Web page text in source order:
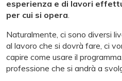
esperienza e di lavori
per cui si opera.
Naturalmente, ci sono diversi
al lavoro che si dovrà fare, ci
capire come usare il
professione che si andrà a